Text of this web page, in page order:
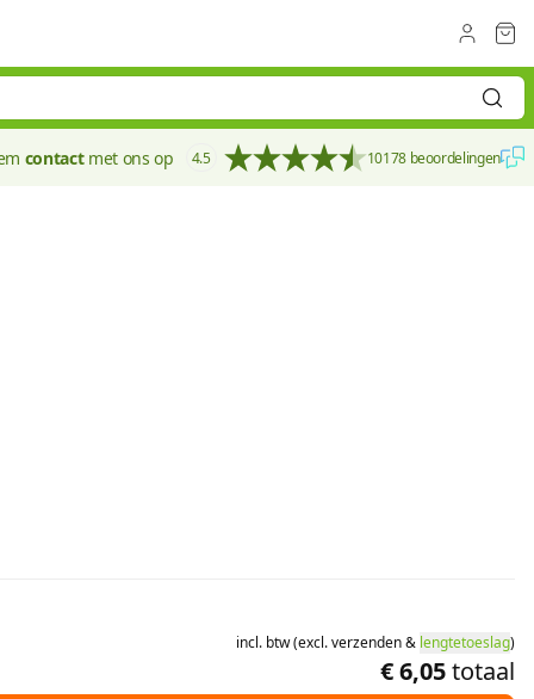
contactmet ons op 4.5 10178 beoordelingen
incl. btw(excl.verzenden& lengtetoeslag)
€ 6,05totaal